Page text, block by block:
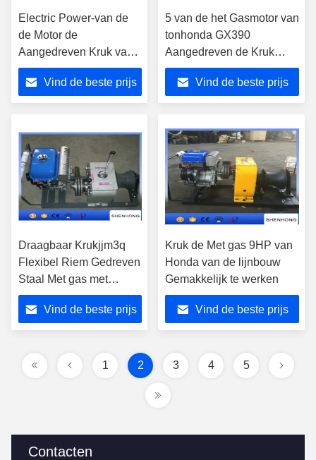
Contacten
Electric Power-van de
de Motor de
Aangedreven Kruk van
het Bouwgas Kruk van
de de Snelheidskabel
Snelle
Vind de beste prijs
5 van de het Gasmotor van
tonhonda GX390
Aangedreven de Kruk
Dubbele Kaapstander in
LijnbouwVind de beste prijs
Draagbaar Krukjjm3q
Flexibel Riem Gedreven
Staal Met gas met
YAMAHA-Motor
Vind de beste prijs
Kruk de Met gas 9HP van
Honda van de lijnbouw
Gemakkelijk te werken
Vind de beste prijs
1 2 3 4 5